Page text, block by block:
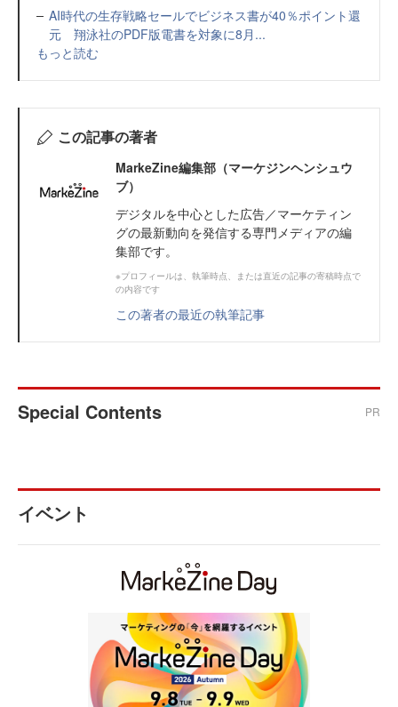
AI時代の生存戦略セールでビジネス書が40％ポイント還
元 翔泳社のPDF版電書を対象に8月...
もっと読む
この記事の著者
MarkeZine編集部（マーケジンヘンシュウ
ブ）
デジタルを中心とした広告／マーケティン
グの最新動向を発信する専門メディアの編
集部です。
※プロフィールは、執筆時点、または直近の記事の寄稿時点で
の内容です
この著者の最近の執筆記事
Special Contents PR
イベント